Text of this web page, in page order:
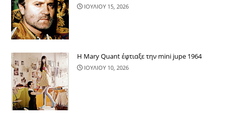
ΙΟΥΛΙΟΥ 15, 2026
Η Mary Quant έφτιαξε την mini jupe 1964
ΙΟΥΛΙΟΥ 10, 2026